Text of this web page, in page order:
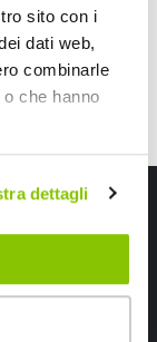
sito con i
dati web,
combinarle
che hanno
dettagli
acquisto online!